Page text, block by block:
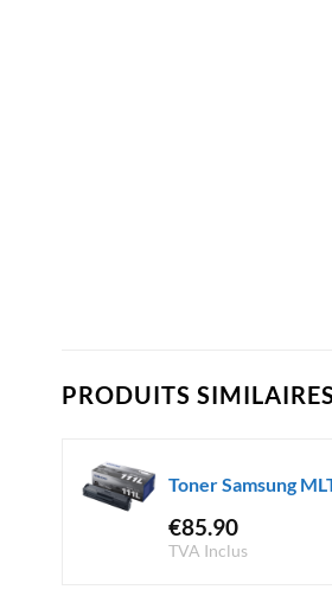
PRODUITS SIMILAIRES
Toner Samsung
€85.90
TVA Inclus